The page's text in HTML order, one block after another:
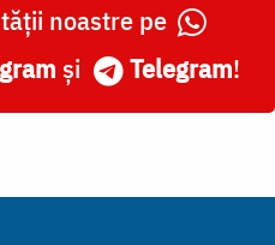
noastre pe
și Telegram!